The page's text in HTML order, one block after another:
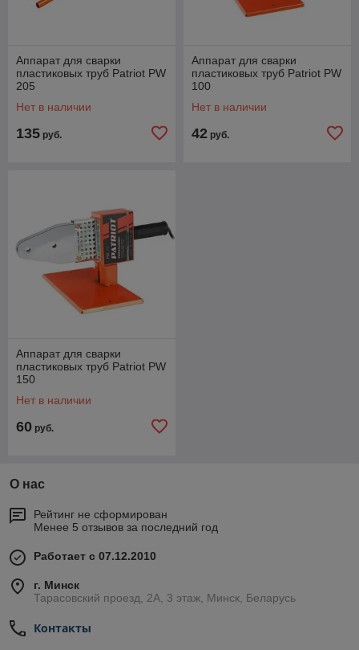
Аппарат для сварки
пластиковых труб Patriot PW
205
Нет в наличии
135 руб.
Аппарат для сварки
пластиковых труб Patriot PW
100
Нет в наличии
42 руб.
Аппарат для сварки
пластиковых труб Patriot PW
150
Нет в наличии
60 руб.
О нас
Рейтинг не сформирован
Менее 5 отзывов за последний год
Работает с 07.12.2010
г. Минск
Тарасовский проезд, 2А, 3 этаж, Минск, Беларусь
Контакты